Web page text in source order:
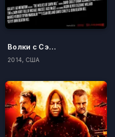
Волки с Сэйвин-Хилл
2014, США